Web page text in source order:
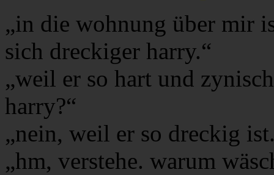
„in die wohnung über mir
sich dreckiger harry.“
„weil er so hart und
harry?“
„nein, weil er so dreckig
„hm, verstehe. warum